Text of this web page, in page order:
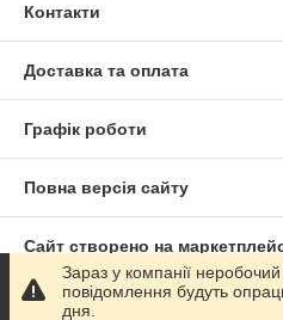
Контакти
Доставка та оплата
Графік роботи
Повна версія сайту
Сайт створено на
Політика конфіденційності
Зараз у компанії
повідомлення будуть
дня.